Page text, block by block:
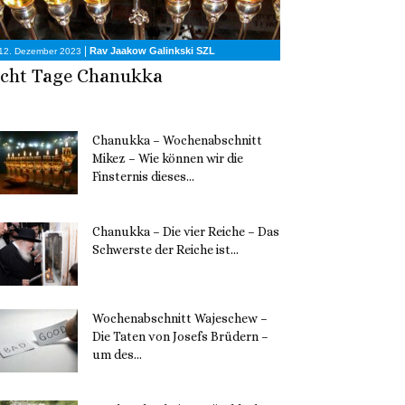
Dezember 2023 | Rav Jaakow Galinkski SZL
Tage Chanukka
Chanukka – Wochenabschnitt
Mikez – Wie können wir die
Finsternis dieses...
Chanukka – Die vier Reiche – Das
Schwerste der Reiche ist...
Wochenabschnitt Wajeschew –
Die Taten von Josefs Brüdern –
um des...